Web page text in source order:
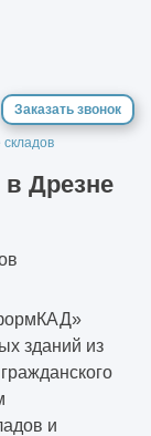
Заказать звонок
в Дрезне
зданий из
и